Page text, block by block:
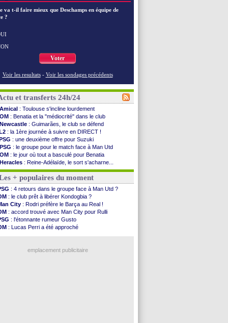
va t-il faire mieux que Deschamps en équipe de
?
Voter
Voir les resultats - Voir les sondages précédents
et transferts 24h/24
Amical : Toulouse s'incline lourdement
OM : Benatia et la "médiocrité" dans le club
Newcastle : Guimarães, le club se défend
: la 1ère journée à suivre en DIRECT !
: une deuxième offre pour Suzuki
PSG : le groupe pour le match face à Man Utd
OM : le jour où tout a basculé pour Benatia
Heracles : Reine-Adélaïde, le sort s'acharne...
Monaco: Mawissa a gravement blessé Uche
OM: accord avec la Real Sociedad pour Aguerd
Barça: Araujo va partir en prêt à Liverpool
OM : Côme pousse pour Gouiri
Man Utd: le groupe pour défier le PSG
: Caen premier leader
: Højbjerg, son agent maintient le suspense
: Gouiri évoque son avenir
: le transfert d'Asllani tombe à l'eau
: Al-Ahli veut Pape Gueye
+ populaires du moment
: 4 retours dans le groupe face à Man Utd ?
: le club prêt à libérer Kondogbia ?
City : Rodri préfère le Barça au Real !
: accord trouvé avec Man City pour Rulli
: l'étonnante rumeur Gusto
: Lucas Perri a été approché
emplacement publicitaire